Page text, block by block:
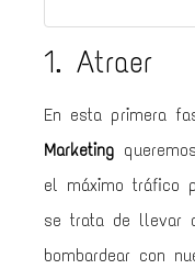
1. Atraer
En esta primera
Marketing
el máximo tráfico
se trata de llevar
bombardear con